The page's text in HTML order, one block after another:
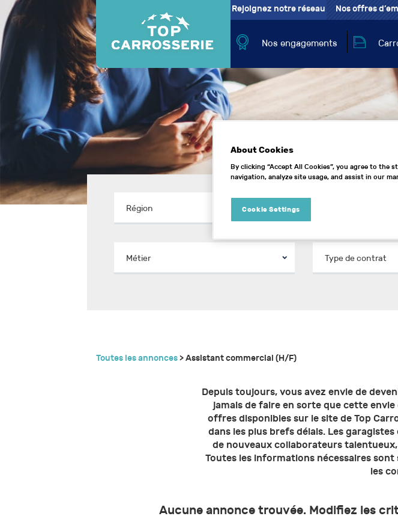
Nos offres
Rejoignez notre réseau
Nos engagements
Offres d’emploi -
Toutes les annonces> Assistant commercial (H/F)
Depuis toujours, vous avez envie de
jamais de faire en sorte que cette
offres disponibles sur le site de Top
dans les plus brefs délais. Les
de nouveaux collaborateurs
Toutes les informations nécessaires sont
les
Aucune annonce trouvée. Modifiez les
About Cookies
By clicking “Accept All Cookies”, you agree to the
navigation, analyze site usage, and assist in our
Cookie Settings